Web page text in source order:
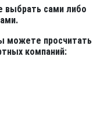
сами либо
можете просчитать
компаний: